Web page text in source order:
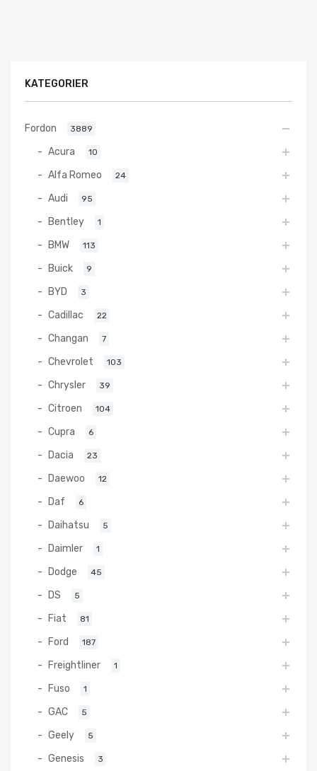
KATEGORIER
Fordon 3889
Acura 10
Alfa Romeo 24
Audi 95
Bentley 1
BMW 113
Buick 9
BYD 3
Cadillac 22
Changan 7
Chevrolet 103
Chrysler 39
Citroen 104
Cupra 6
Dacia 23
Daewoo 12
Daf 6
Daihatsu 5
Daimler 1
Dodge 45
DS 5
Fiat 81
Ford 187
Freightliner 1
Fuso 1
GAC 5
Geely 5
Genesis 3